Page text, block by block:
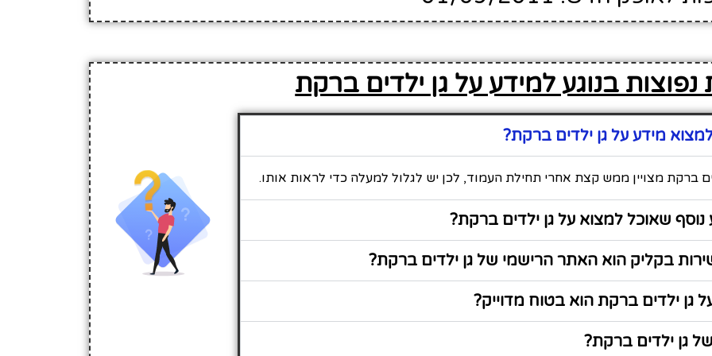
בנוגע למידע על גן ילדים ברקת
מידע על גן ילדים ברקת?
ברקת מצויין ממש קצת אחרי תחילת העמוד, לכן יש לגלול למעלה כדי לראות אותו.
שאוכל למצוא על גן ילדים ברקת?
בקליק הוא האתר הרישמי של גן ילדים ברקת?
גן ילדים ברקת הוא בטוח מדוייק?
גן ילדים ברקת?